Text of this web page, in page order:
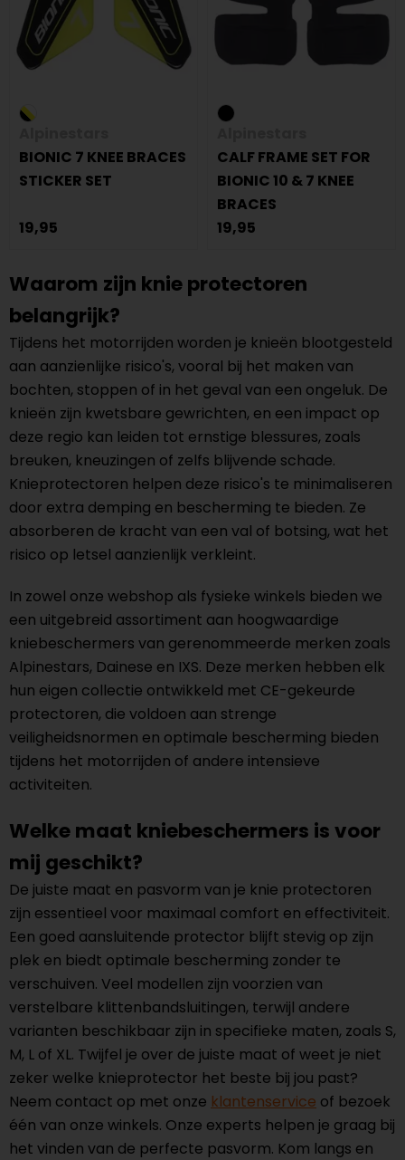
BIONIC 7 KNEE BRACES
STICKER SET
19,95
CALF FRAME SET FOR
BIONIC 10 & 7 KNEE
BRACES
19,95
Waarom zijn knie protectoren
belangrijk?
Tijdens het motorrijden worden je knieën blootgesteld
aan aanzienlijke risico's, vooral bij het maken van
bochten, stoppen of in het geval van een ongeluk. De
knieën zijn kwetsbare gewrichten, en een impact op
deze regio kan leiden tot ernstige blessures, zoals
breuken, kneuzingen of zelfs blijvende schade.
Knieprotectoren helpen deze risico's te minimaliseren
door extra demping en bescherming te bieden. Ze
absorberen de kracht van een val of botsing, wat het
risico op letsel aanzienlijk verkleint.
In zowel onze webshop als fysieke winkels bieden we
een uitgebreid assortiment aan hoogwaardige
kniebeschermers van gerenommeerde merken zoals
Alpinestars, Dainese en IXS. Deze merken hebben elk
hun eigen collectie ontwikkeld met CE-gekeurde
protectoren, die voldoen aan strenge
veiligheidsnormen en optimale bescherming bieden
tijdens het motorrijden of andere intensieve
activiteiten.
Welke maat kniebeschermers is voor
mij geschikt?
De juiste maat en pasvorm van je knie protectoren
zijn essentieel voor maximaal comfort en effectiviteit.
Een goed aansluitende protector blijft stevig op zijn
plek en biedt optimale bescherming zonder te
verschuiven. Veel modellen zijn voorzien van
verstelbare klittenbandsluitingen, terwijl andere
varianten beschikbaar zijn in specifieke maten, zoals S,
M, L of XL. Twijfel je over de juiste maat of weet je niet
zeker welke knieprotector het beste bij jou past?
Neem contact op met onze klantenservice of bezoek
één van onze winkels. Onze experts helpen je graag bij
het vinden van de perfecte pasvorm. Kom langs en